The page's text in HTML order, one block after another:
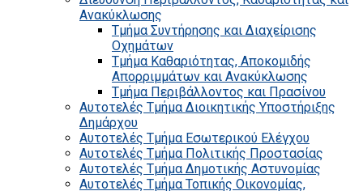
Ανακύκλωσης
Τμήμα Συντήρησης και Διαχείρισης
Οχημάτων
Τμήμα Καθαριότητας, Αποκομιδής
Απορριμμάτων και Ανακύκλωσης
Τμήμα Περιβάλλοντος και Πρασίνου
Αυτοτελές Τμήμα Διοικητικής Υποστήριξης
Δημάρχου
Αυτοτελές Τμήμα Εσωτερικού Ελέγχου
Αυτοτελές Τμήμα Πολιτικής Προστασίας
Αυτοτελές Τμήμα Δημοτικής Αστυνομίας
Αυτοτελές Τμήμα Τοπικής Οικονομίας,